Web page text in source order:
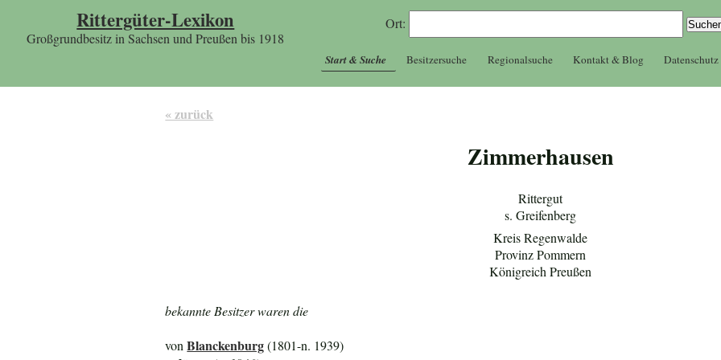
Rittergüter-Lexikon
Großgrundbesitz in Sachsen und Preußen bis 1918
Ort:
Start & Suche Besitzersuche Regionalsuche Kontakt & Blog Datenschutz
« zurück
Zimmerhausen
Rittergut
s. Greifenberg
Kreis Regenwalde
Provinz Pommern
Königreich Preußen
bekannte Besitzer waren die
vonBlanckenburg(1801-n. 1939)